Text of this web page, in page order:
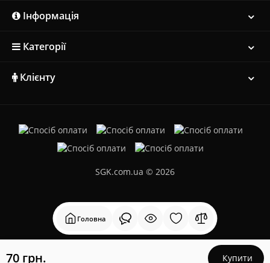
Головна
70 грн. Купити
Інформація
Категорії
Клієнту
SGK.com.ua © 2026